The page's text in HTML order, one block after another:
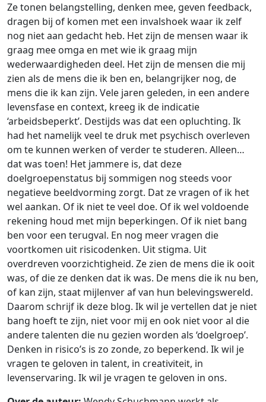
Ze tonen belangstelling, denken mee, geven feedback,
dragen bij of komen met een invalshoek waar ik zelf
nog niet aan gedacht heb. Het zijn de mensen waar ik
graag mee omga en met wie ik graag mijn
wederwaardigheden deel. Het zijn de mensen die mij
zien als de mens die ik ben en, belangrijker nog, de
mens die ik kan zijn. Vele jaren geleden, in een andere
levensfase en context, kreeg ik de indicatie
‘arbeidsbeperkt’. Destijds was dat een opluchting. Ik
had het namelijk veel te druk met psychisch overleven
om te kunnen werken of verder te studeren. Alleen…
dat was toen! Het jammere is, dat deze
doelgroepenstatus bij sommigen nog steeds voor
negatieve beeldvorming zorgt. Dat ze vragen of ik het
wel aankan. Of ik niet te veel doe. Of ik wel voldoende
rekening houd met mijn beperkingen. Of ik niet bang
ben voor een terugval. En nog meer vragen die
voortkomen uit risicodenken. Uit stigma. Uit
overdreven voorzichtigheid. Ze zien de mens die ik ooit
was, of die ze denken dat ik was. De mens die ik nu ben,
of kan zijn, staat mijlenver af van hun belevingswereld.
Daarom schrijf ik deze blog. Ik wil je vertellen dat je niet
bang hoeft te zijn, niet voor mij en ook niet voor al die
andere talenten die nu gezien worden als ‘doelgroep’.
Denken in risico’s is zo zonde, zo beperkend. Ik wil je
vragen te geloven in talent, in creativiteit, in
levenservaring. Ik wil je vragen te geloven in ons.